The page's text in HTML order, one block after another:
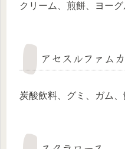
クリーム、煎餅、ヨー
アセスルファム
炭酸飲料、グミ、ガム